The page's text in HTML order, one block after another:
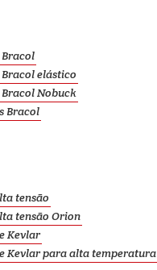
elástico
Nobuck
Bracol
tensão
tensão Orion
Kevlar
Kevlar para alta temperatura